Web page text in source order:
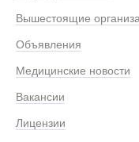
Вышестоящие
Объявления
Медицинские новости
Вакансии
Лицензии